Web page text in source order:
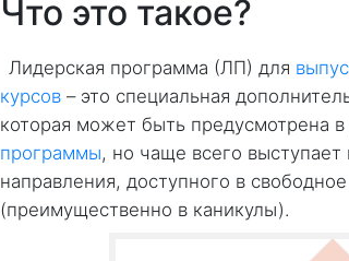
Что это такое?
Лидерская программа (ЛП) для
курсов – это специальная
которая может быть предусмотрена в
программы, но чаще всего выступает
направления, доступного в
(преимущественно в каникулы).